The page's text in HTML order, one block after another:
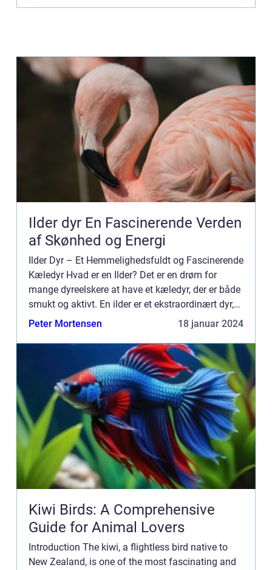
Ilder dyr En Fascinerende Verden
af Skønhed og Energi
Ilder Dyr – Et Hemmelighedsfuldt og Fascinerende
Kæledyr Hvad er en Ilder? Det er en drøm for
mange dyreelskere at have et kæledyr, der er både
smukt og aktivt. En ilder er et ekstraordinært dyr,
der er kendt for sin unikke blanding af elegance...
Peter Mortensen 18 januar 2024
Kiwi Birds: A Comprehensive
Guide for Animal Lovers
Introduction The kiwi, a flightless bird native to
New Zealand, is one of the most fascinating and